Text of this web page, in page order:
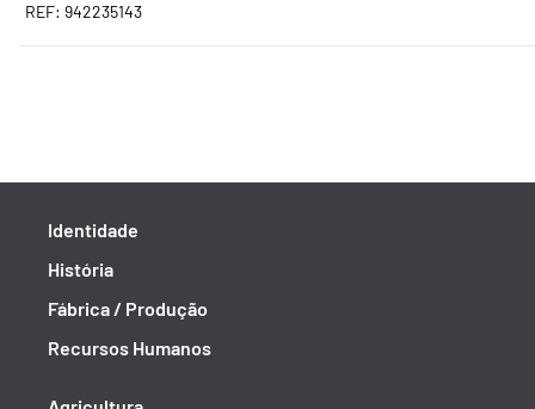
REF: 942235143
Identidade
História
Fábrica / Produção
Recursos Humanos